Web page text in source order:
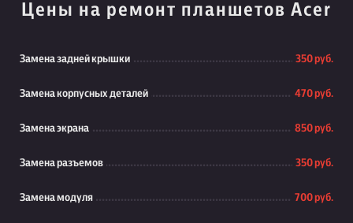
Цены на ремонт планшетов Acer
Замена задней крышки 350 руб.
Замена корпусных деталей 470 руб.
Замена экрана 850 руб.
Замена разъемов 350 руб.
Замена модуля 700 руб.